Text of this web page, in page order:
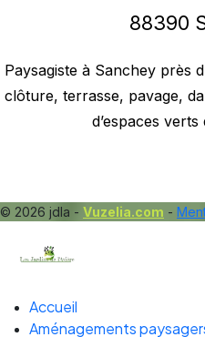
88390
Paysagiste à Sanchey près
clôture, terrasse, pavage,
d’espaces verts
© 2026 jdla - Vuzelia.com -
Accueil
Aménagements